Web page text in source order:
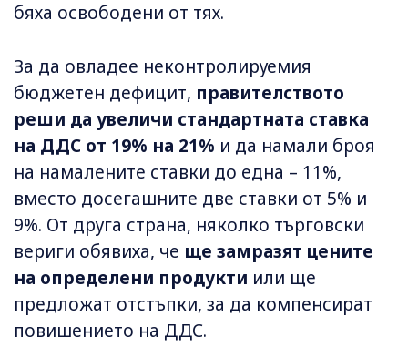
бяха освободени от тях.
За да овладее неконтролируемия
бюджетен дефицит, правителството
реши да увеличи стандартната ставка
на ДДС от 19% на 21% и да намали броя
на намалените ставки до една – 11%,
вместо досегашните две ставки от 5% и
9%. От друга страна, няколко търговски
вериги обявиха, че ще замразят цените
на определени продукти или ще
предложат отстъпки, за да компенсират
повишението на ДДС.